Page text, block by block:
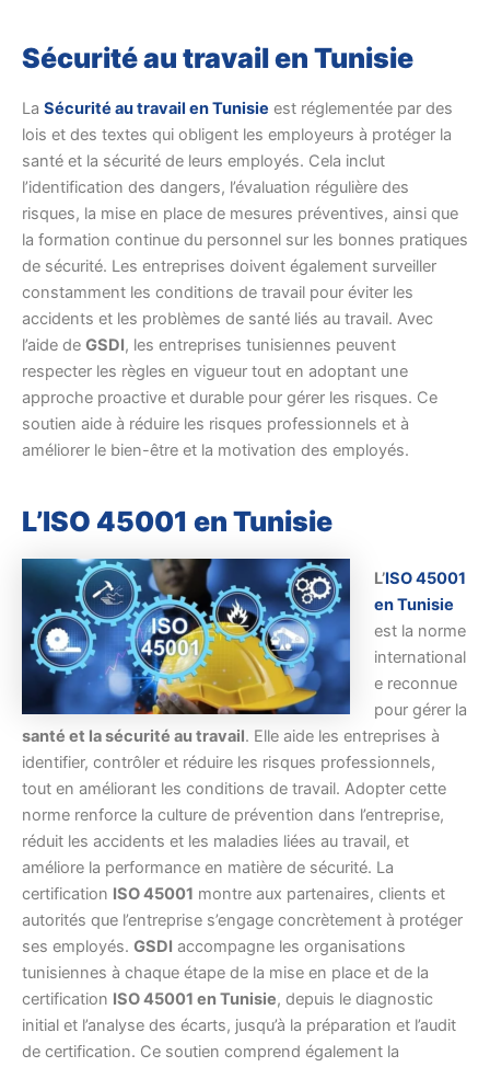
Sécurité au travail en Tunisie
La Sécurité au travail en Tunisie est réglementée par des
lois et des textes qui obligent les employeurs à protéger la
santé et la sécurité de leurs employés. Cela inclut
l’identification des dangers, l’évaluation régulière des
risques, la mise en place de mesures préventives, ainsi que
la formation continue du personnel sur les bonnes pratiques
de sécurité. Les entreprises doivent également surveiller
constamment les conditions de travail pour éviter les
accidents et les problèmes de santé liés au travail. Avec
l’aide de GSDI, les entreprises tunisiennes peuvent
respecter les règles en vigueur tout en adoptant une
approche proactive et durable pour gérer les risques. Ce
soutien aide à réduire les risques professionnels et à
améliorer le bien-être et la motivation des employés.
L’ISO 45001 en Tunisie
L’ISO 45001
en Tunisie
est la norme
international
e reconnue
pour gérer la
santé et la sécurité au travail. Elle aide les entreprises à
identifier, contrôler et réduire les risques professionnels,
tout en améliorant les conditions de travail. Adopter cette
norme renforce la culture de prévention dans l’entreprise,
réduit les accidents et les maladies liées au travail, et
améliore la performance en matière de sécurité. La
certification ISO 45001 montre aux partenaires, clients et
autorités que l’entreprise s’engage concrètement à protéger
ses employés. GSDI accompagne les organisations
tunisiennes à chaque étape de la mise en place et de la
certification ISO 45001 en Tunisie, depuis le diagnostic
initial et l’analyse des écarts, jusqu’à la préparation et l’audit
de certification. Ce soutien comprend également la